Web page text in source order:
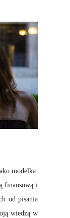
modelka.
finansową i
od pisania
wiedzą w